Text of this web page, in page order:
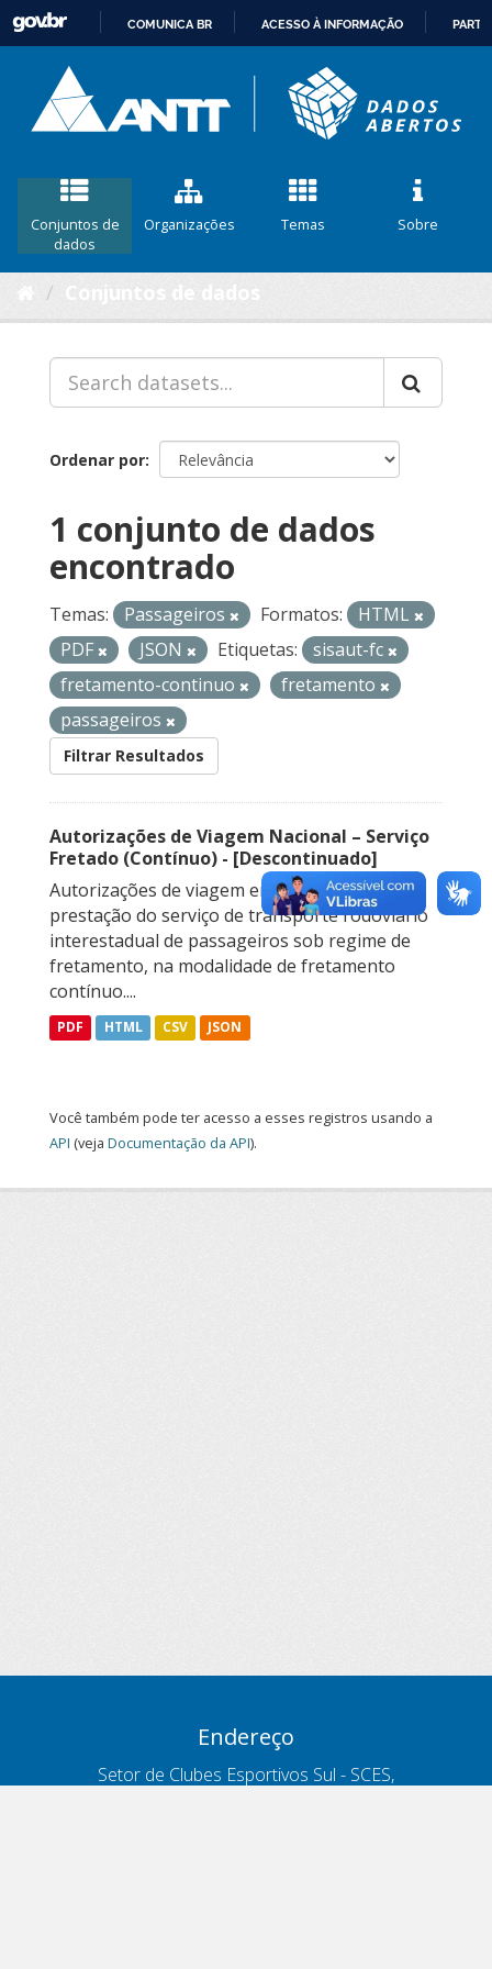
CONTEÚDO
COMUNICA BR ACESSO À INFORMAÇÃO
Conjuntos de
dados
Organizações Temas Sobre
Ordenar por
1 conjunto de dados
encontrado
Temas: Passageiros Formatos:
HTML
PDF
JSON Etiquetas:
sisaut-fc
fretamento-continuo
fretamento
passageiros
Filtrar Resultados
Autorizações de Viagem Nacional – Serviço
Fretado (Contínuo) - [Descontinuado]
Autorizações de viagem emitidas para a
prestação do serviço de transporte rodoviário
interestadual de passageiros sob regime de
fretamento, na modalidade de fretamento
contínuo....
PDF HTML CSV JSON
Você também pode ter acesso a esses registros usando a
API (veja Documentação da API).
Endereço
Setor de Clubes Esportivos Sul - SCES,